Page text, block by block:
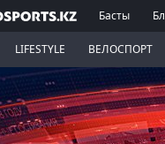
Басты
LIFESTYLE ВЕЛОСПОРТ